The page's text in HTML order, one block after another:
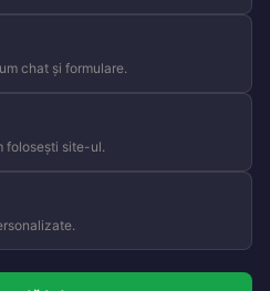
chat și formulare.
folosești site-ul.